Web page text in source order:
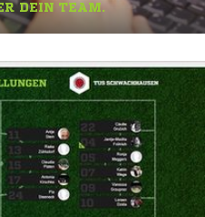
DEIN TEAM.